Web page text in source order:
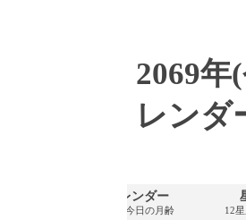
2069年
レンダ
満月カレンダー
次の満月・今日の月齢 12